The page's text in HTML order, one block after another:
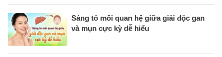
Sáng tỏ mối quan hệ giữa giải độc gan
và mụn cực kỳ dễ hiểu